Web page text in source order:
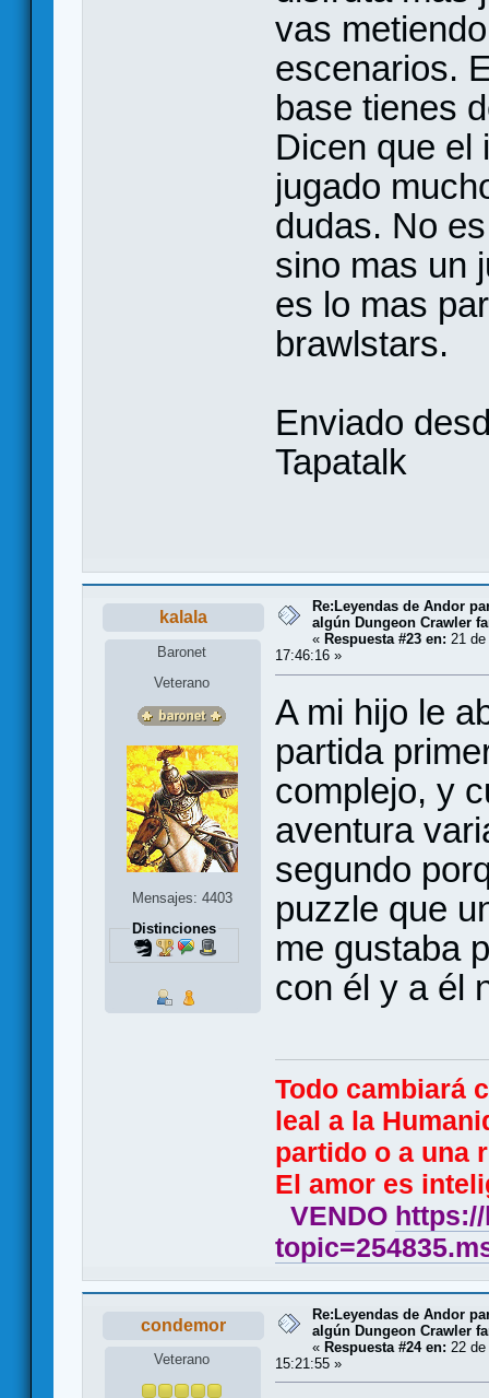
vas
escenarios.
base tienes
Dicen que el
jugado
dudas. No
sino mas un
es lo mas
brawlstars.
Enviado
Tapatalk
kalala
Baronet
Veterano
Mensajes: 4403
Distinciones
Re:Leyendas de Andor
algún Dungeon Crawler
« Respuesta #23 en: 21
17:46:16 »
A mi hijo le
partida
complejo, y
aventura
segundo
puzzle que
me gustaba
con él y a él
Todo cambiará
leal a la
partido o a una
El amor es
VENDO
condemor
Veterano
Re:Leyendas de Andor
algún Dungeon Crawler
« Respuesta #24 en: 22
15:21:55 »